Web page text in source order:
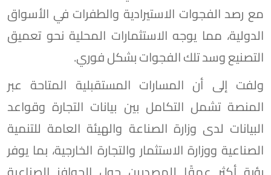
مع رصد الفجوات الاستيرادية والطفرات في الأسواق
الدولية، مما يوجه الاستثمارات المحلية نحو تعميق
التصنيع وسد تلك الفجوات بشكل فوري.
ولفت إلى أن المسارات المستقبلية المتاحة عبر
المنصة تشمل التكامل بين بيانات التجارة وقواعد
البيانات لدى وزارة الصناعة والهيئة العامة للتنمية
الصناعية ووزارة الاستثمار والتجارة الخارجية، بما يوفر